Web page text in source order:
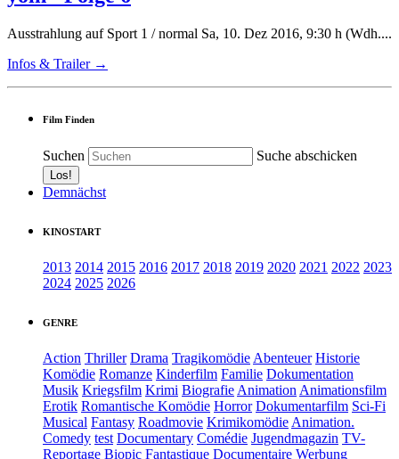
Ausstrahlung auf Sport 1 / normal Sa, 10. Dez 2016, 9:30 h (Wdh....
Infos & Trailer →
Film Finden
Suchen Suche abschicken
Demnächst
KINOSTART
2013 2014 2015 2016 2017 2018 2019 2020 2021 2022 2023
2024 2025 2026
GENRE
Action Thriller Drama Tragikomödie Abenteuer Historie
Komödie Romanze Kinderfilm Familie Dokumentation
Musik Kriegsfilm Krimi Biografie Animation Animationsfilm
Erotik Romantische Komödie Horror Dokumentarfilm Sci-Fi
Musical Fantasy Roadmovie Krimikomödie Animation.
Comedy test Documentary Comédie Jugendmagazin TV-
Reportage Biopic Fantastique Documentaire Werbung